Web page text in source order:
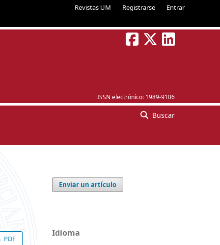
Revistas UM Registrarse Entrar
ISSN electrónico: 1989-9106
Buscar
PDF
Enviar un artículo
Idioma